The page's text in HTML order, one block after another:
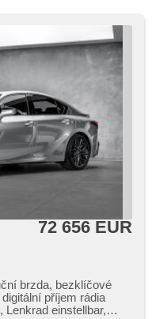
72 656 EUR
brzda, bezklíčové
příjem rádia
Lenkrad einstellbar,